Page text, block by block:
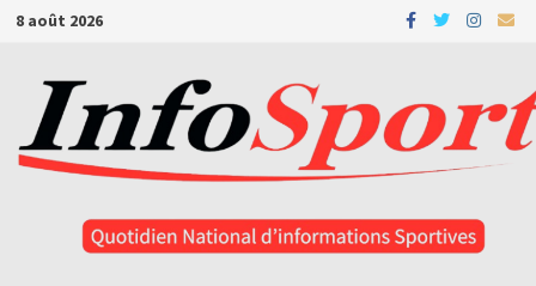
Passer
contenu
8 août 2026